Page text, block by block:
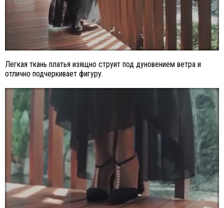
Легкая ткань платья изящно струит под дуновением ветра и
отлично подчеркивает фигуру.